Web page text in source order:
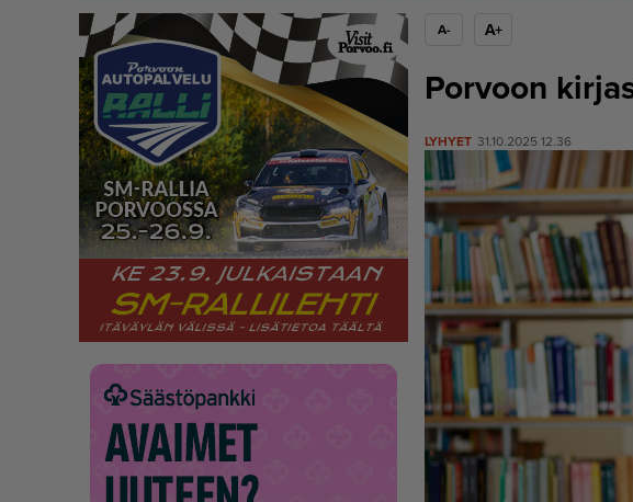
A- A+
Porvoon
LYHYET 31.10.2025 12.36